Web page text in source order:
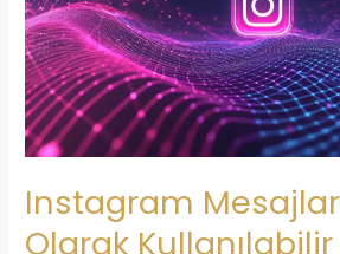
Instagram
Olarak
Kullanılabilir
mi?